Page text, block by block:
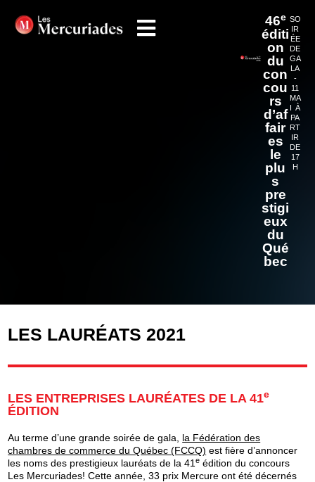
46e
éditi
on
du
con
cou
rs
d’af
fair
es
le
plu
s
pre
stigi
eux
du
Qué
bec
SO
IR
ÉE
DE
GA
LA
-
11
MA
I À
PA
RT
IR
DE
17
H
LES LAURÉATS 2021
LES ENTREPRISES LAURÉATES DE LA 41e
ÉDITION
Au terme d’une grande soirée de gala, la Fédération des
chambres de commerce du Québec (FCCQ) est fière d’annoncer
les noms des prestigieux lauréats de la 41e édition du concours
Les Mercuriades! Cette année, 33 prix Mercure ont été décernés